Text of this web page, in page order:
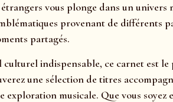
vous plonge dans un
provenant de différents
partagés.
culturel indispensable, ce carnet est
une sélection de titres
exploration musicale. Que vous